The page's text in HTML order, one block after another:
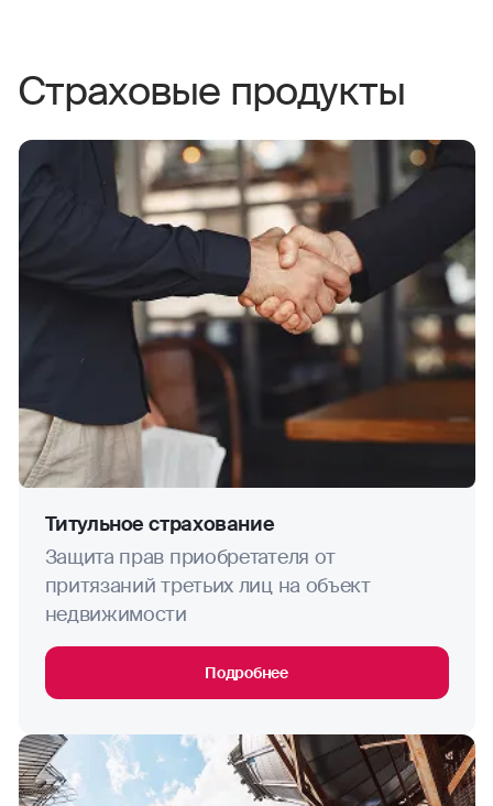
Страховые продукты
Титульное страхование
Защита прав приобретателя от
притязаний третьих лиц на объект
недвижимости
Подробнее